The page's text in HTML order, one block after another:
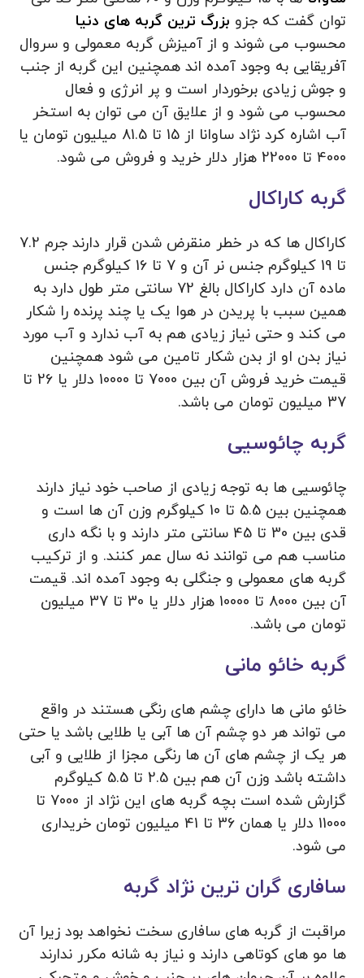
توان گفت که جزو بزرگ ترین گربه های دنیا
محسوب می شوند و از آمیزش گربه معمولی و سروال
آفریقایی به وجود آمده اند همچنین این گربه از جنب
و جوش زیادی برخوردار است و پر انرژی و فعال
محسوب می شود و از علایق آن می توان به استخر
آب اشاره کرد نژاد ساوانا از 15 تا 81.5 میلیون تومان یا
4000 تا 22000 هزار دلار خرید و فروش می شود.
گربه کاراکال
کاراکال ها که در خطر منقرض شدن قرار دارند جرم 7.2
تا 19 کیلوگرم جنس نر آن و 7 تا 16 کیلوگرم جنس
ماده آن دارد کاراکال بالغ 72 سانتی متر طول دارد به
همین سبب با پریدن در هوا یک یا چند پرنده را شکار
می کند و حتی نیاز زیادی هم به آب ندارد و آب مورد
نیاز بدن او از بدن شکار تامین می شود همچنین
قیمت خرید فروش آن بین 7000 تا 10000 دلار یا 26 تا
37 میلیون تومان می باشد.
گربه چائوسیی
چائوسیی ها به توجه زیادی از صاحب خود نیاز دارند
همچنین بین 5.5 تا 10 کیلوگرم وزن آن ها است و
قدی بین 30 تا 45 سانتی متر دارند و با نگه داری
مناسب هم می توانند نه سال عمر کنند. و از ترکیب
گربه های معمولی و جنگلی به وجود آمده اند. قیمت
آن بین 8000 تا 10000 هزار دلار یا 30 تا 37 میلیون
تومان می باشد.
گربه خائو مانی
خائو مانی ها دارای چشم های رنگی هستند در واقع
می تواند هر دو چشم آن ها آبی یا طلایی باشد یا حتی
هر یک از چشم های آن ها رنگی مجزا از طلایی و آبی
داشته باشد وزن آن هم بین 2.5 تا 5.5 کیلوگرم
گزارش شده است بچه گربه های این نژاد از 7000 تا
11000 دلار یا همان 36 تا 41 میلیون تومان خریداری
می شود.
سافاری گران ترین نژاد گربه
مراقبت از گربه های سافاری سخت نخواهد بود زیرا آن
ها مو های کوتاهی دارند و نیاز به شانه مکرر ندارند